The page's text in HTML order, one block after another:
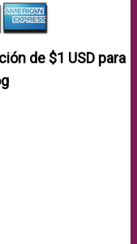
de $1 USDpara